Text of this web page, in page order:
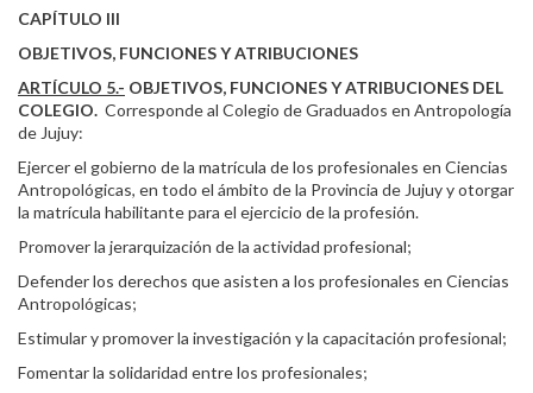
CAPÍTULO III
OBJETIVOS, FUNCIONES Y ATRIBUCIONES
ARTÍCULO 5.- OBJETIVOS, FUNCIONES Y ATRIBUCIONES DEL
COLEGIO. Corresponde al Colegio de Graduados en Antropología
de Jujuy:
Ejercer el gobierno de la matrícula de los profesionales en Ciencias
Antropológicas, en todo el ámbito de la Provincia de Jujuy y otorgar
la matrícula habilitante para el ejercicio de la profesión.
Promover la jerarquización de la actividad profesional;
Defender los derechos que asisten a los profesionales en Ciencias
Antropológicas;
Estimular y promover la investigación y la capacitación profesional;
Fomentar la solidaridad entre los profesionales;